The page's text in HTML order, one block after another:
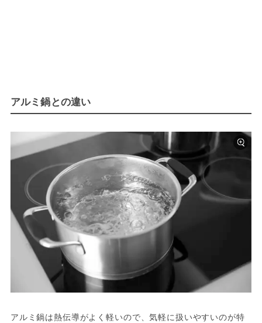
アルミ鍋との違い
アルミ鍋は熱伝導がよく軽いので、気軽に扱いやすいのが特